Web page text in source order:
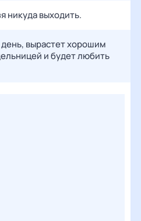
никуда выходить.
день, вырастет хорошим
и будет любить